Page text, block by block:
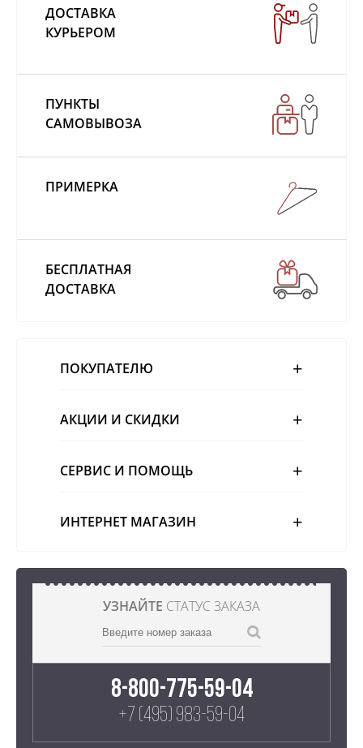
ДОСТАВКА
КУРЬЕРОМ
ПУНКТЫ
САМОВЫВОЗА
ПРИМЕРКА
БЕСПЛАТНАЯ
ДОСТАВКА
ПОКУПАТЕЛЮ
АКЦИИ И СКИДКИ
СЕРВИС И ПОМОЩЬ
ИНТЕРНЕТ МАГАЗИН
УЗНАЙТЕ СТАТУС ЗАКАЗА
8-800-775-59-04
+7 (495) 983-59-04